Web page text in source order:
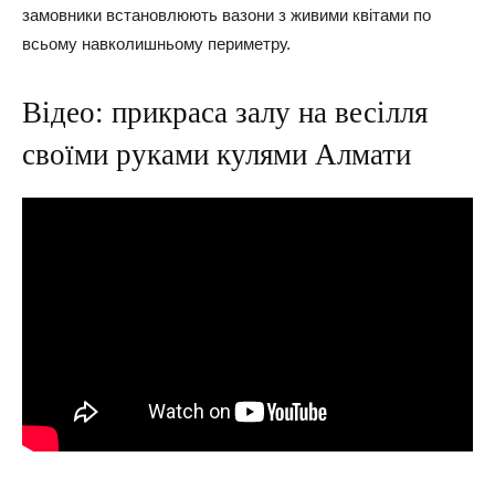
замовники встановлюють вазони з живими квітами по
всьому навколишньому периметру.
Відео: прикраса залу на весілля
своїми руками кулями Алмати